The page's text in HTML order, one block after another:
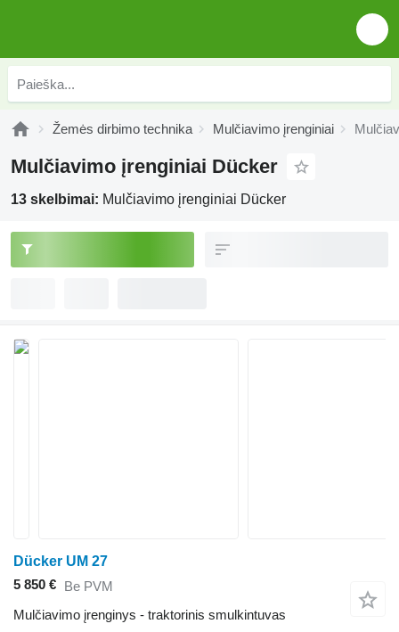
Žemės dirbimo technika Mulčiavimo įrenginiai
Mulčiavimo įrenginiai Dücker
13 skelbimai: Mulčiavimo įrenginiai Dücker
Dücker UM 27
5 850 € Be PVM
Mulčiavimo įrenginys - traktorinis smulkintuvas